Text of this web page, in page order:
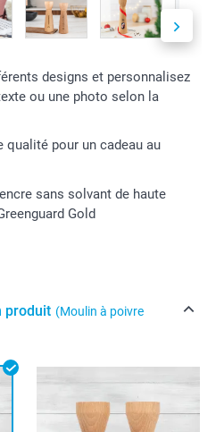
designs et personnalisez
ou une photo selon la
qualité pour un cadeau au
sans solvant de haute
Gold
produit (Moulin à poivre